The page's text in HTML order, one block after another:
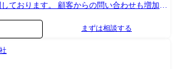
ております。 顧客からの問い合わせも増加し
いますが、事業成長に人員が追い付いていま
当社にて共に会社を大きくしてくれる営業職を
まずは相談する